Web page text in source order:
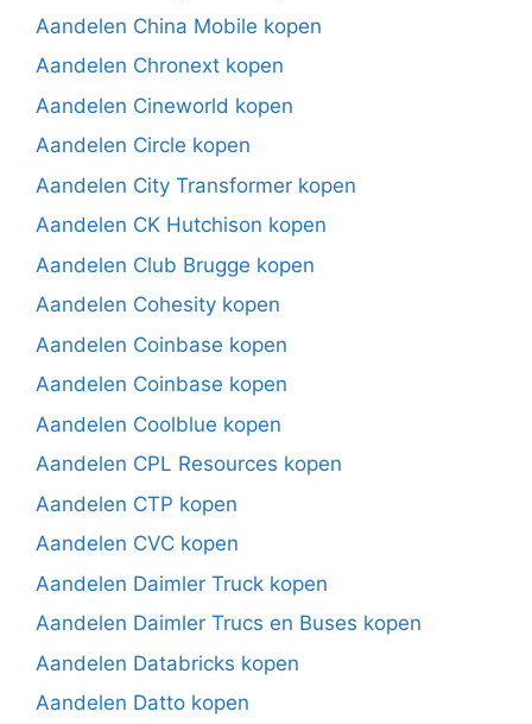
Aandelen China Mobile kopen
Aandelen Chronext kopen
Aandelen Cineworld kopen
Aandelen Circle kopen
Aandelen City Transformer kopen
Aandelen CK Hutchison kopen
Aandelen Club Brugge kopen
Aandelen Cohesity kopen
Aandelen Coinbase kopen
Aandelen Coinbase kopen
Aandelen Coolblue kopen
Aandelen CPL Resources kopen
Aandelen CTP kopen
Aandelen CVC kopen
Aandelen Daimler Truck kopen
Aandelen Daimler Trucs en Buses kopen
Aandelen Databricks kopen
Aandelen Datto kopen